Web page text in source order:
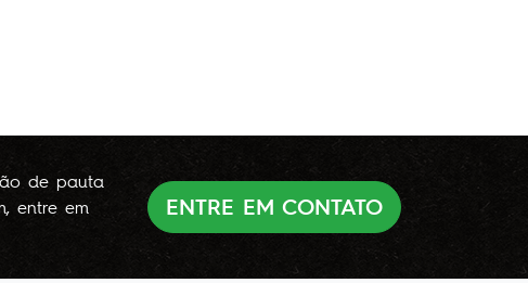
de pauta
entre em
ENTRE EM CONTATO